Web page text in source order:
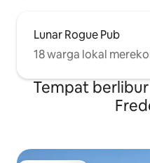
Lunar Rogue Pub
18 warga lokal
Tempat